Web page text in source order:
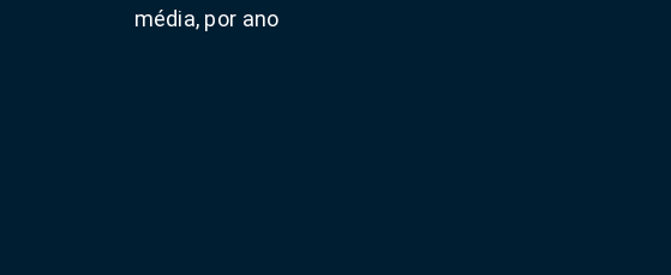
média, por ano